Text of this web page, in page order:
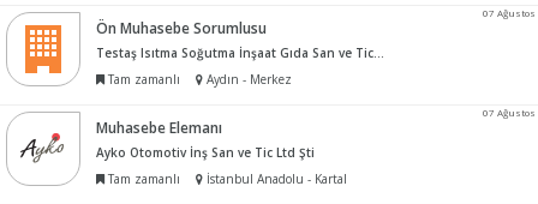
07 Ağustos
Ön Muhasebe Sorumlusu
Testaş Isıtma Soğutma İnşaat Gıda San ve Tic Ltd Şti
Tam zamanlı
Aydın - Merkez
07 Ağustos
Muhasebe Elemanı
Ayko Otomotiv İnş San ve Tic Ltd Şti
Tam zamanlı
İstanbul Anadolu - Kartal